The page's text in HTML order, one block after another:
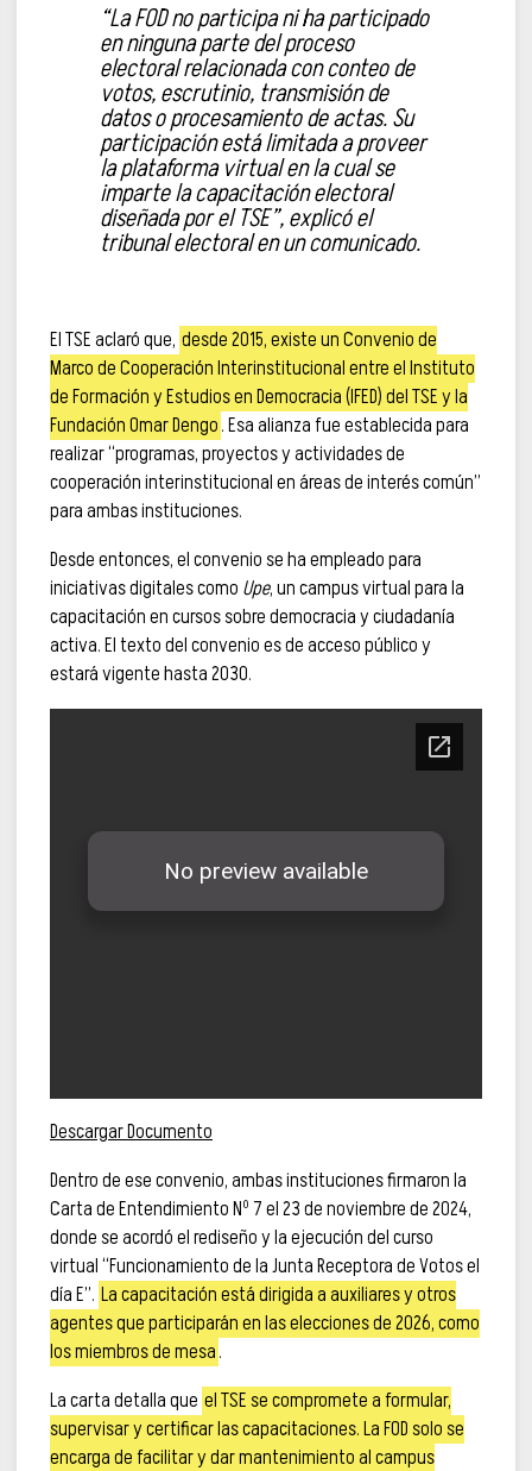
“La FOD no participa ni ha participado
en ninguna parte del proceso
electoral relacionada con conteo de
votos, escrutinio, transmisión de
datos o procesamiento de actas. Su
participación está limitada a proveer
la plataforma virtual en la cual se
imparte la capacitación electoral
diseñada por el TSE”, explicó el
tribunal electoral en un comunicado.
El TSE aclaró que, desde 2015, existe un Convenio de
Marco de Cooperación Interinstitucional entre el Instituto
de Formación y Estudios en Democracia (IFED) del TSE y la
Fundación Omar Dengo. Esa alianza fue establecida para
realizar “programas, proyectos y actividades de
cooperación interinstitucional en áreas de interés común”
para ambas instituciones.
Desde entonces, el convenio se ha empleado para
iniciativas digitales como Upe, un campus virtual para la
capacitación en cursos sobre democracia y ciudadanía
activa. El texto del convenio es de acceso público y
estará vigente hasta 2030.
Descargar Documento
Dentro de ese convenio, ambas instituciones firmaron la
Carta de Entendimiento Nº 7 el 23 de noviembre de 2024,
donde se acordó el rediseño y la ejecución del curso
virtual “Funcionamiento de la Junta Receptora de Votos el
día E”. La capacitación está dirigida a auxiliares y otros
agentes que participarán en las elecciones de 2026, como
los miembros de mesa.
La carta detalla que el TSE se compromete a formular,
supervisar y certificar las capacitaciones. La FOD solo se
encarga de facilitar y dar mantenimiento al campus